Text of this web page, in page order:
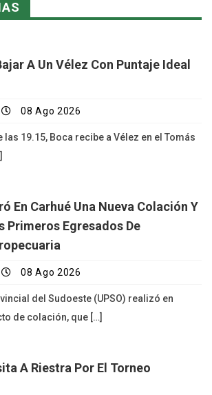
A Un Vélez Con Puntaje Ideal
08 Ago 2026
las 19.15, Boca recibe a Vélez en el Tomás
En Carhué Una Nueva Colación Y
Primeros Egresados De
08 Ago 2026
del Sudoeste (UPSO) realizó en
de colación, que […]
A Riestra Por El Torneo